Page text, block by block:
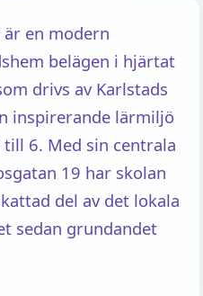
en modern
belägen i hjärtat
drivs av Karlstads
inspirerande lärmiljö
6. Med sin centrala
19 har skolan
del av det lokala
sedan grundandet